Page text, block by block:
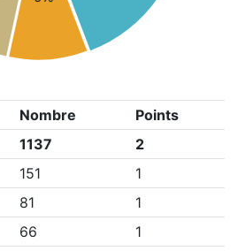
Nombre
Points
1137
2
151
1
81
1
66
1